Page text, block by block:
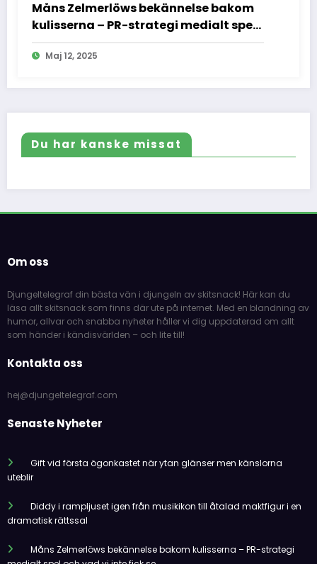
Måns Zelmerlöws bekännelse bakom
kulisserna – PR-strategi medialt spel
och vad vi inte fick se
Maj 12, 2025
Du har kanske missat
Om oss
Djungeltelegraf din bästa vän i djungeln av skitsnack! Här kan du
läsa allt skitsnack som finns där ute på internet. Med en blandning av
humor, allvar och snabba nyheter håller vi dig uppdaterad om allt
som händer i kändisvärlden – och lite till!
Kontakta oss
hej@djungeltelegraf.com
Senaste Nyheter
Gift vid första ögonkastet när ytan glänser men känslorna
uteblir
Diddy i rampljuset igen från musikikon till åtalad maktfigur i en
dramatisk rättssal
Måns Zelmerlöws bekännelse bakom kulisserna – PR-strategi